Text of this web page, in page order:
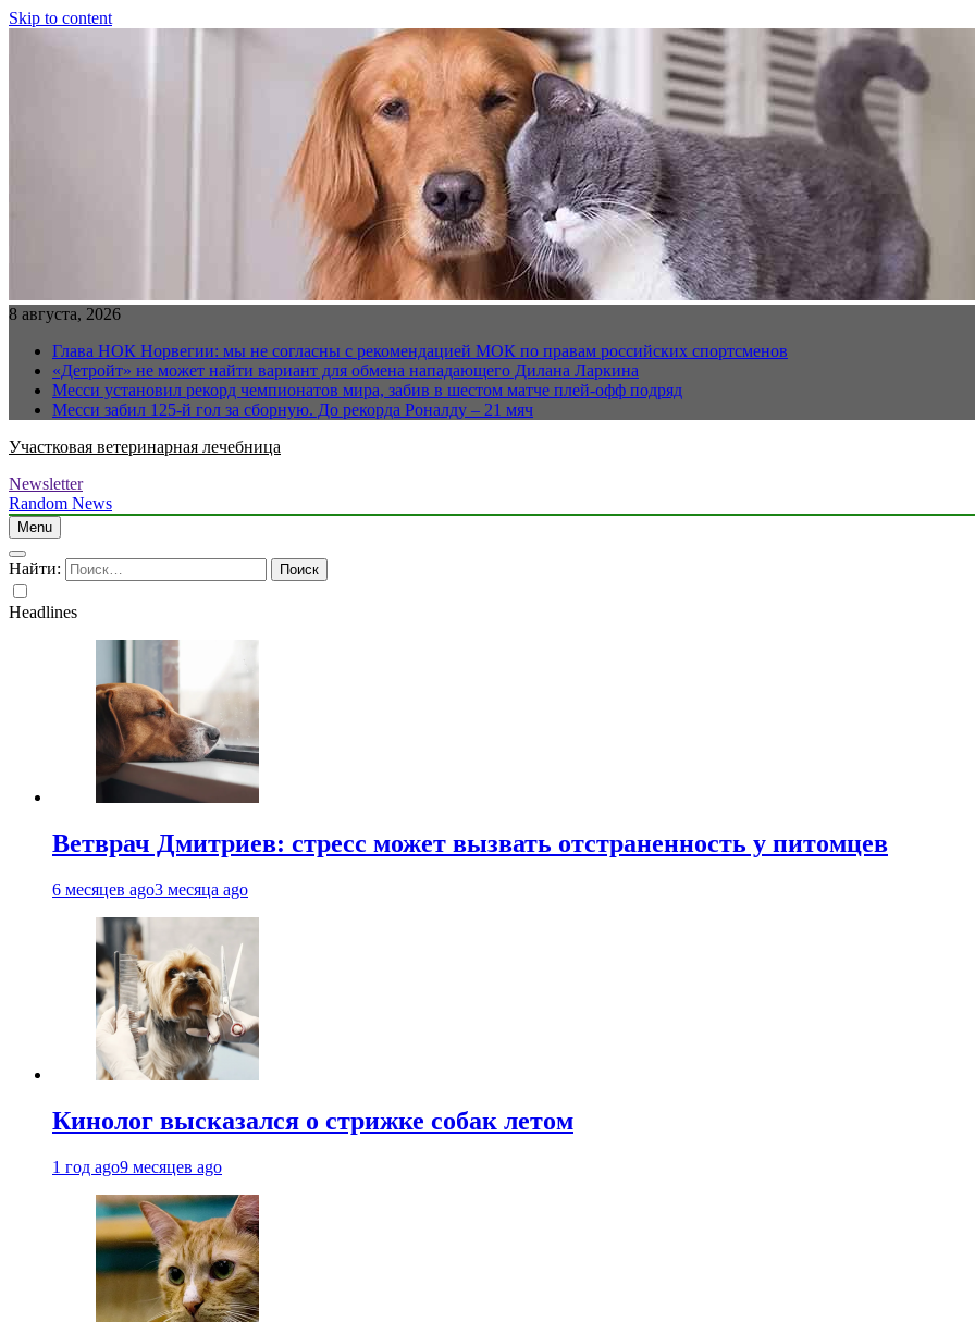
Skip to content
8 августа, 2026
Глава НОК Норвегии: мы не согласны с рекомендацией МОК по правам российских спортсменов
«Детройт» не может найти вариант для обмена нападающего Дилана Ларкина
Месси установил рекорд чемпионатов мира, забив в шестом матче плей‑офф подряд
Месси забил 125-й гол за сборную. До рекорда Роналду – 21 мяч
Участковая ветеринарная лечебница
Newsletter
Random News
Menu
Найти:
Headlines
Ветврач Дмитриев: стресс может вызвать отстраненность у питомцев
6 месяцев ago3 месяца ago
Кинолог высказался о стрижке собак летом
1 год ago9 месяцев ago